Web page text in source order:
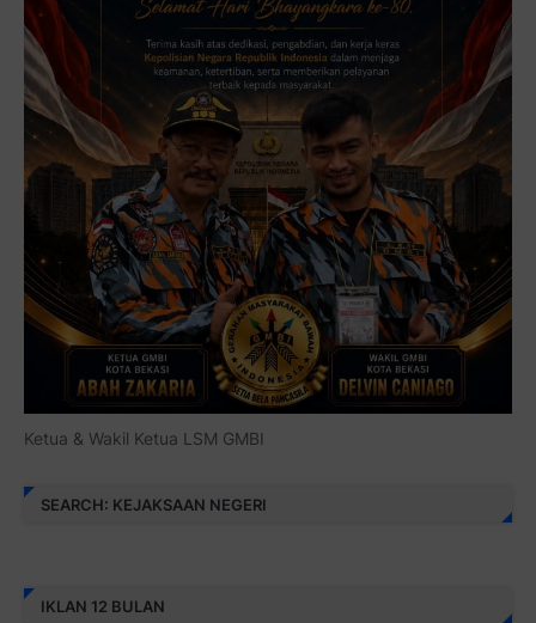
Ketua & Wakil Ketua LSM GMBI
SEARCH: KEJAKSAAN NEGERI
IKLAN 12 BULAN